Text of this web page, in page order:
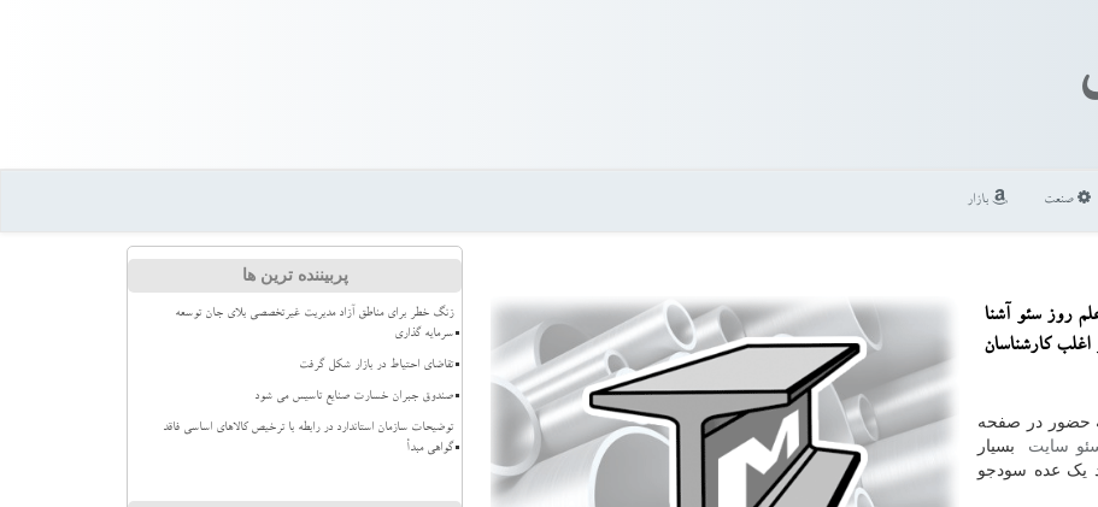
صنعت بازار
روز سئو آشنا
اغلب كارشناسان
حضور در صفحه
سایت بسیار
یک عده سودجو
پربیننده ترین ها
زنگ خطر برای مناطق آزاد مدیریت غیرتخصصی بلای جان توسعه
سرمایه گذاری
تقاضای احتیاط در بازار شکل گرفت
صندوق جبران خسارت صنایع تاسیس می شود
توضیحات سازمان استاندارد در رابطه با ترخیص کالاهای اساسی فاقد
گواهی مبدأ